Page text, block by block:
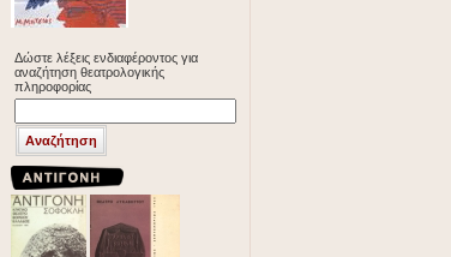
Δώστε λέξεις ενδιαφέροντος για
αναζήτηση θεατρολογικής
πληροφορίας